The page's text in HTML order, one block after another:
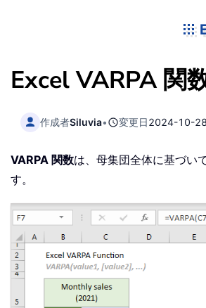
Excel VARPA 関
作成者Siluvia• 変更日2024-10-28
VARPA 関数は、母集団全体に基づい
す。